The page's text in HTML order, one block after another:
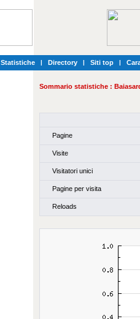
Statistiche | Directory | Siti top |
Sommario statistiche :
Pagine
Visite
Visitatori unici
Pagine per visita
Reloads